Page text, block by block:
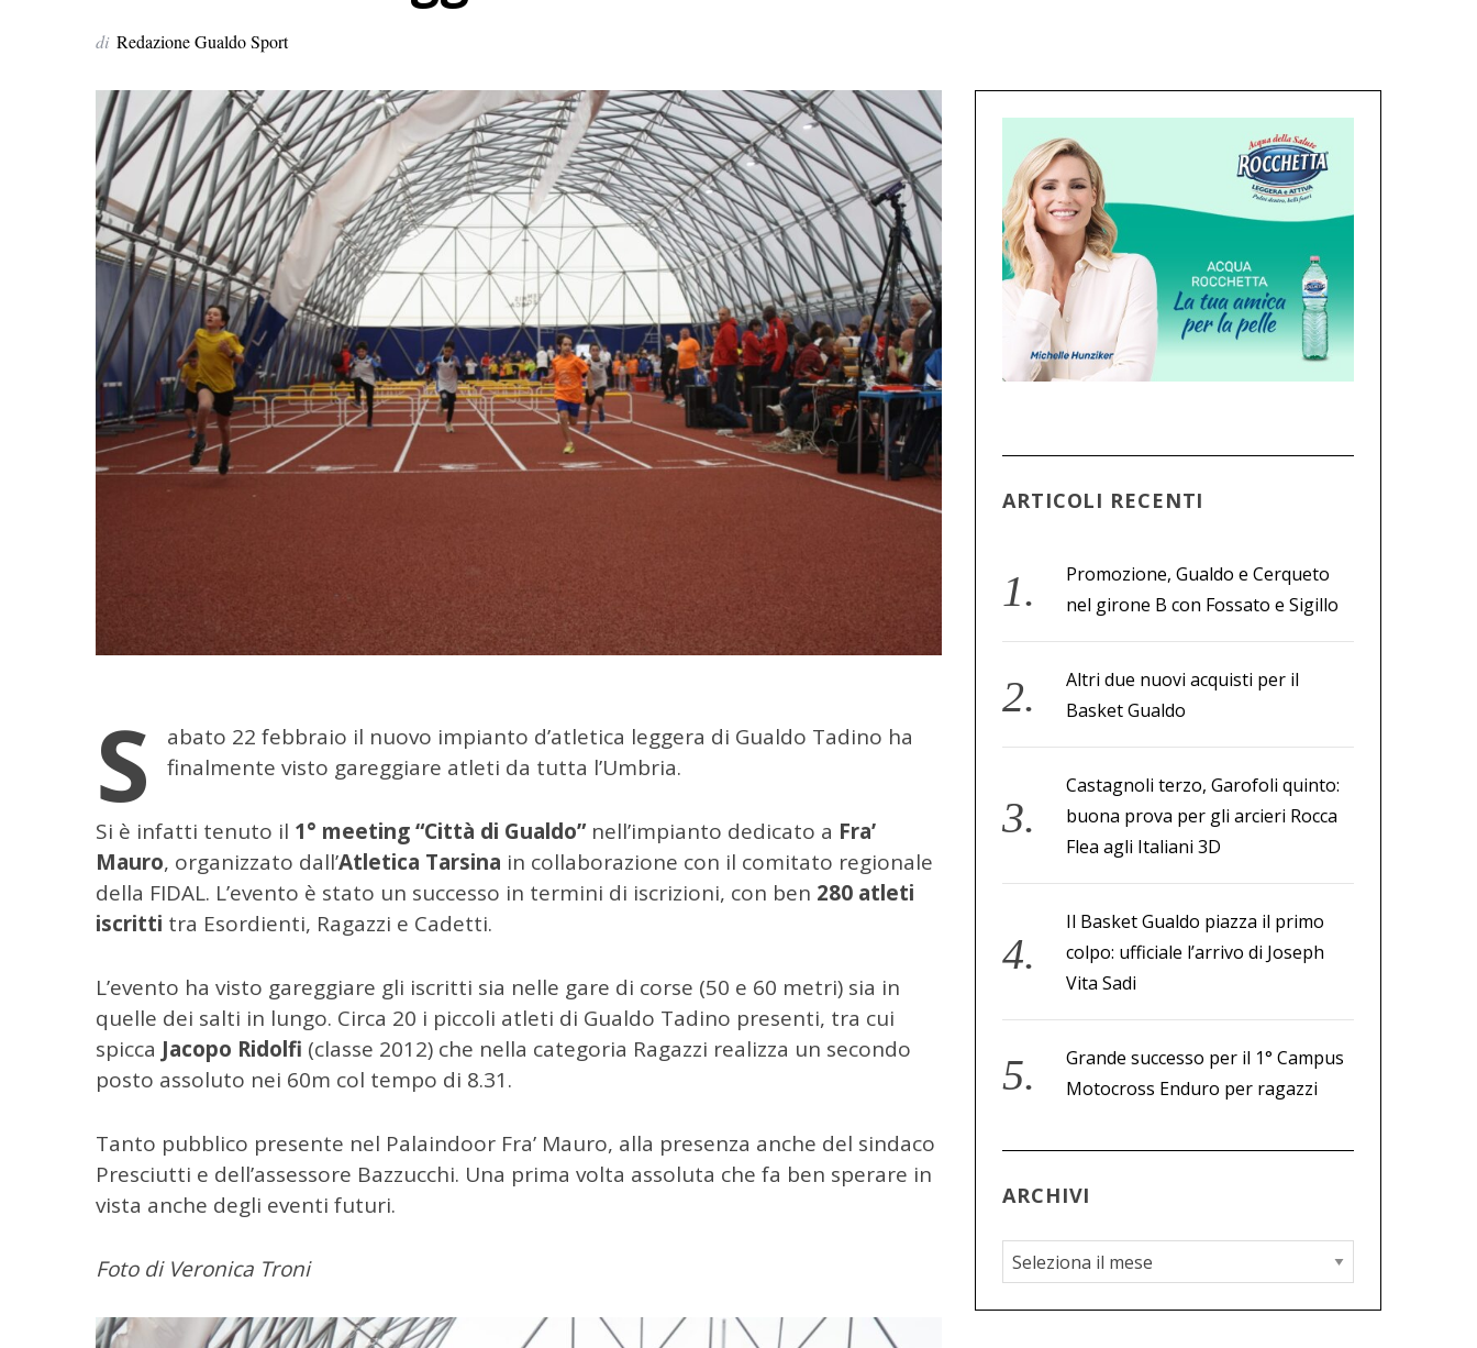
di Redazione Gualdo Sport
S
abato 22 febbraio il nuovo impianto d’atletica leggera di Gualdo Tadino ha
finalmente visto gareggiare atleti da tutta l’Umbria.
Si è infatti tenuto il 1° meeting “Città di Gualdo”nell’impianto dedicato a Fra’
Mauro, organizzato dall’Atletica Tarsina in collaborazione con il comitato regionale
della FIDAL. L’evento è stato un successo in termini di iscrizioni, con ben 280 atleti
iscritti tra Esordienti, Ragazzi e Cadetti.
L’evento ha visto gareggiare gli iscritti sia nelle gare di corse (50 e 60 metri) sia in
quelle dei salti in lungo. Circa 20 i piccoli atleti di Gualdo Tadino presenti, tra cui
spicca Jacopo Ridolfi (classe 2012) che nella categoria Ragazzi realizza un secondo
posto assoluto nei 60m col tempo di 8.31.
Tanto pubblico presente nel Palaindoor Fra’ Mauro, alla presenza anche del sindaco
Presciutti e dell’assessore Bazzucchi. Una prima volta assoluta che fa ben sperare in
vista anche degli eventi futuri.
Foto di Veronica Troni
ARTICOLI RECENTI
Promozione, Gualdo e Cerqueto
nel girone B con Fossato e Sigillo
Altri due nuovi acquisti per il
Basket Gualdo
Castagnoli terzo, Garofoli quinto:
buona prova per gli arcieri Rocca
Flea agli Italiani 3D
Il Basket Gualdo piazza il primo
colpo: ufficiale l’arrivo di Joseph
Vita Sadi
Grande successo per il 1° Campus
Motocross Enduro per ragazzi
ARCHIVI
A
r
c
C
e
r
c
p
: